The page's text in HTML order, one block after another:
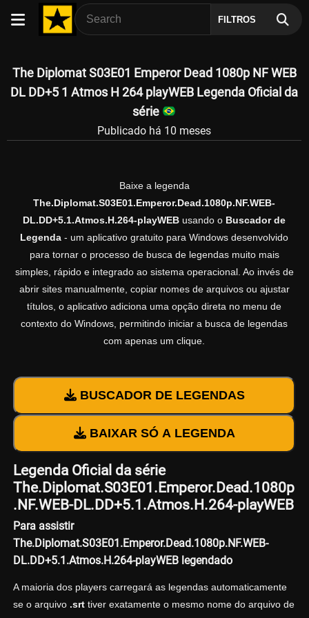
FILTROS
The Diplomat S03E01 Emperor Dead 1080p NF WEB
DL DD+5 1 Atmos H 264 playWEB Legenda Oficial da
série
Publicado há 10 meses
Baixe a legenda
The.Diplomat.S03E01.Emperor.Dead.1080p.NF.WEB-
DL.DD+5.1.Atmos.H.264-playWEB usando o Buscador de
Legenda - um aplicativo gratuito para Windows desenvolvido
para tornar o processo de busca de legendas muito mais
simples, rápido e integrado ao sistema operacional. Ao invés de
abrir sites manualmente, copiar nomes de arquivos ou ajustar
títulos, o aplicativo adiciona uma opção direta no menu de
contexto do Windows, permitindo iniciar a busca de legendas
com apenas um clique.
BUSCADOR DE LEGENDAS
BAIXAR SÓ A LEGENDA
Legenda Oficial da série
The.Diplomat.S03E01.Emperor.Dead.1080p
.NF.WEB-DL.DD+5.1.Atmos.H.264-playWEB
Para assistir
The.Diplomat.S03E01.Emperor.Dead.1080p.NF.WEB-
DL.DD+5.1.Atmos.H.264-playWEB legendado
A maioria dos players carregará as legendas automaticamente
se o arquivo .srttiver exatamente o mesmo nome do arquivo de